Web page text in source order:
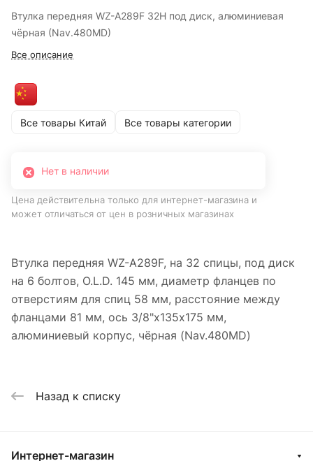
Втулка передняя WZ-A289F 32Н под диск, алюминиевая
чёрная (Nav.480MD)
Все описание
Все товары Китай Все товары категории
Нет в наличии
Цена действительна только для интернет-магазина и
может отличаться от цен в розничных магазинах
Втулка передняя WZ-A289F, на 32 спицы, под диск
на 6 болтов, O.L.D. 145 мм, диаметр фланцев по
отверстиям для спиц 58 мм, расстояние между
фланцами 81 мм, ось 3/8"х135x175 мм,
алюминиевый корпус, чёрная (Nav.480MD)
Назад к списку
Интернет-магазин